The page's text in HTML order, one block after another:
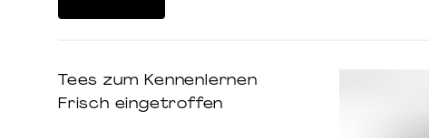
Tees zum Kennenlernen
Frisch eingetroffen